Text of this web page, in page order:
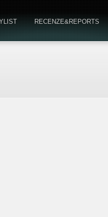
RECENZE&REPORTS